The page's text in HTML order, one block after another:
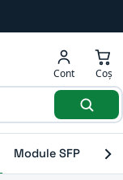
Cont Coș
Module SFP